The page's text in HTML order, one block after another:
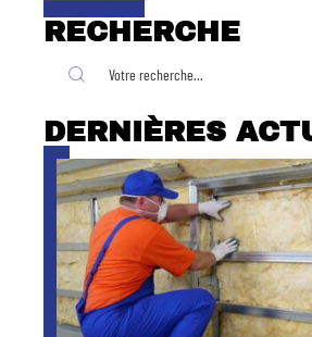
RECHERCHE
DERNIÈRES